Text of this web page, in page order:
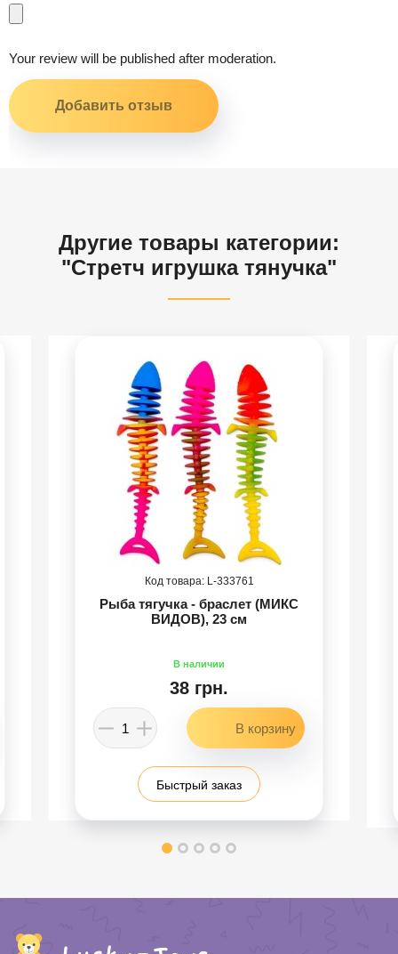
Your review will be published after moderation.
Другие товары категории:
"Стретч игрушка тянучка"
333761
Рыба тягучка - браслет (МИКС
ВИДОВ), 23 см
38 грн.
Быстрый заказ